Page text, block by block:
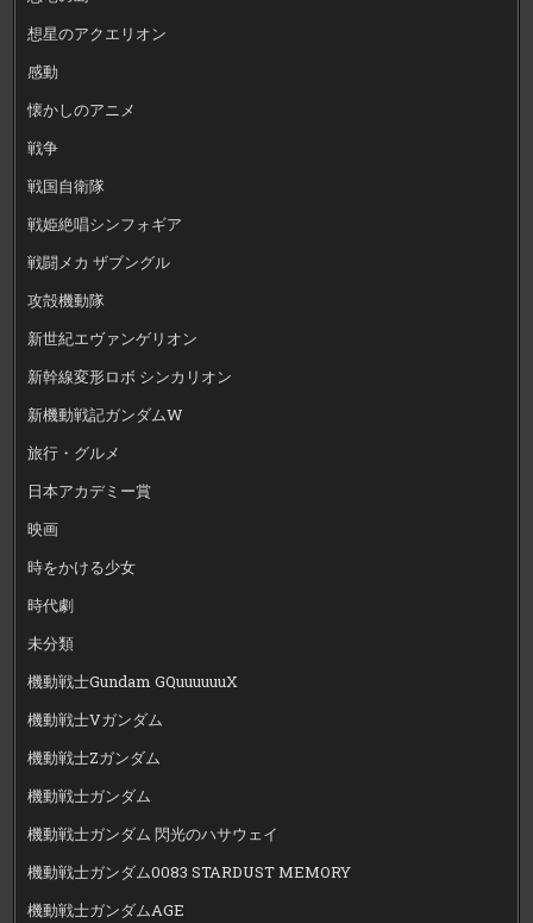
想星のアクエリオン
感動
懐かしのアニメ
戦争
戦国自衛隊
戦姫絶唱シンフォギア
戦闘メカ ザブングル
攻殻機動隊
新世紀エヴァンゲリオン
新幹線変形ロボ シンカリオン
新機動戦記ガンダムW
旅行・グルメ
日本アカデミー賞
映画
時をかける少女
時代劇
未分類
機動戦士Gundam GQuuuuuuX
機動戦士Vガンダム
機動戦士Zガンダム
機動戦士ガンダム
機動戦士ガンダム 閃光のハサウェイ
機動戦士ガンダム0083 STARDUST MEMORY
機動戦士ガンダムAGE